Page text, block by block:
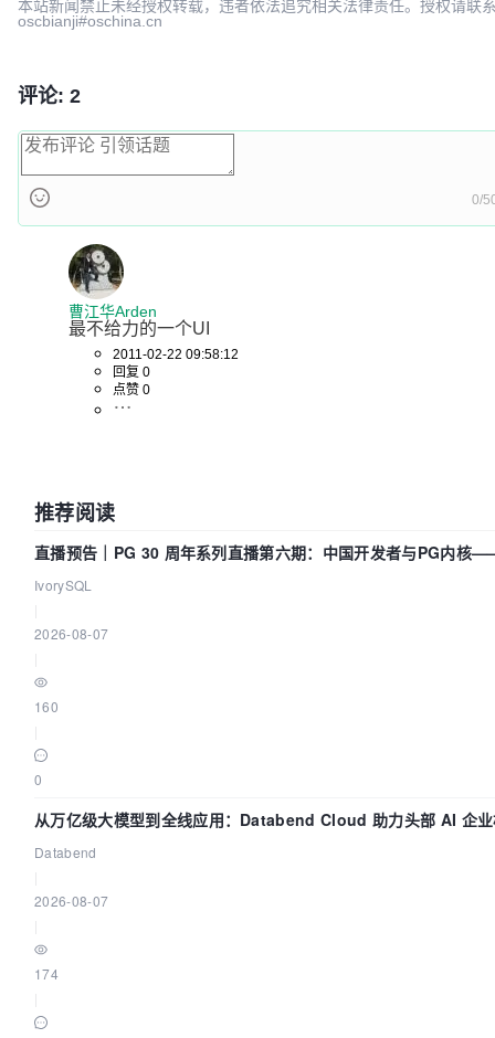
本站新闻禁止未经授权转载，违者依法追究相关法律责任。授权请联
oscbianji#oschina.cn
评论: 2
0/
曹江华Arden
最不给力的一个UI
2011-02-22 09:58:12
回复 0
点赞 0
推荐阅读
直播预告｜PG 30 周年系列直播第六期：中国开发者与PG内核
得动吗？我们贡献了什么？
IvorySQL
2026-08-07
160
0
从万亿级大模型到全线应用：Databend Cloud 助力头部 AI 企
路 Trace 数据管道
Databend
2026-08-07
174